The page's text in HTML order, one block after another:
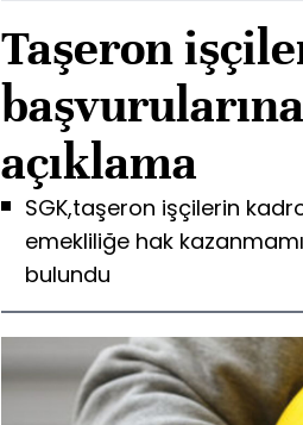
Taşeron
açıklama
SGK,taşeron işçilerin
emekliliğe hak
bulundu